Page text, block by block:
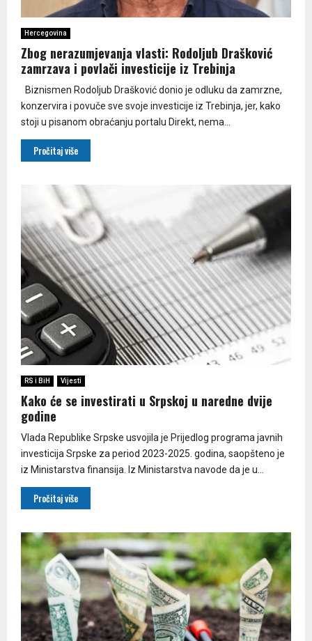
Hercegovina
Zbog nerazumjevanja vlasti: Rodoljub Drašković
zamrzava i povlači investicije iz Trebinja
Biznismen Rodoljub Drašković donio je odluku da zamrzne,
konzervira i povuče sve svoje investicije iz Trebinja, jer, kako
stoji u pisanom obraćanju portalu Direkt, nema...
Pročitaj više
RS i BiH Vijesti
Kako će se investirati u Srpskoj u naredne dvije
godine
Vlada Republike Srpske usvojila je Prijedlog programa javnih
investicija Srpske za period 2023-2025. godina, saopšteno je
iz Ministarstva finansija. Iz Ministarstva navode da je u...
Pročitaj više